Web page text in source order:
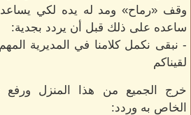
وقف «رماح» ومد له يده لكي
ساعده على ذلك قبل أن يردد بجدية:
- نبقى نكمل كلامنا في المديرية
لقيناكم
خرج الجميع من هذا المنزل ورفع
الخاص به وردد: